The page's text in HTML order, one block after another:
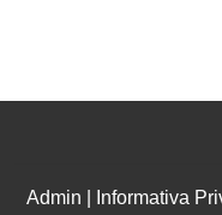
Admin Informativa